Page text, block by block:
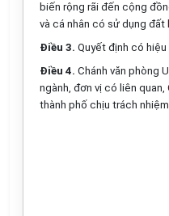
biến rộng rãi đến cộng
và cá nhân có sử dụng đất
Điều 3. Quyết định có hiệu
Điều 4. Chánh văn phòng
ngành, đơn vị có liên quan,
thành phố chịu trách